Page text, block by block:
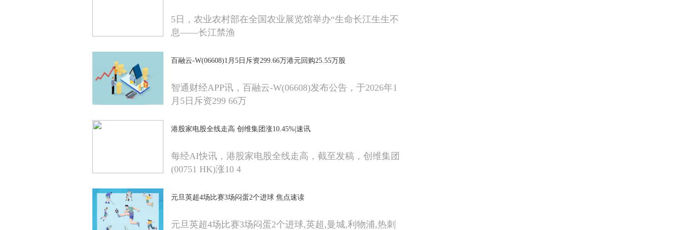
5日，农业农村部在全国农业展览馆举办“生命长江生生不
息——长江禁渔
百融云-W(06608)1月5日斥资299.66万港元回购25.55万股
智通财经APP讯，百融云-W(06608)发布公告，于2026年1
月5日斥资299 66万
港股家电股全线走高 创维集团涨10.45%|速讯
每经AI快讯，港股家电股全线走高，截至发稿，创维集团
(00751 HK)涨10 4
元旦英超4场比赛3场闷蛋2个进球 焦点速读
元旦英超4场比赛3场闷蛋2个进球,英超,曼城,利物浦,热刺